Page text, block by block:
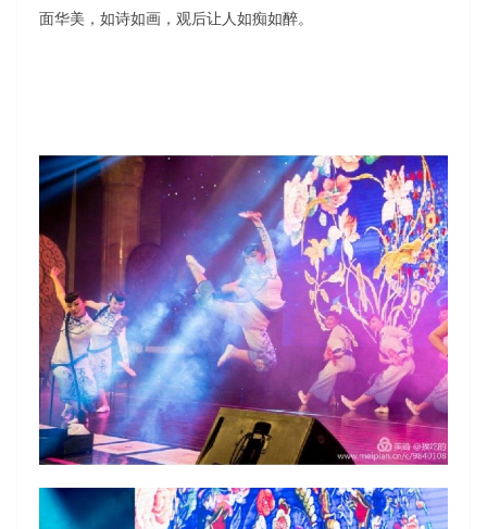
面华美，如诗如画，观后让人如痴如醉。